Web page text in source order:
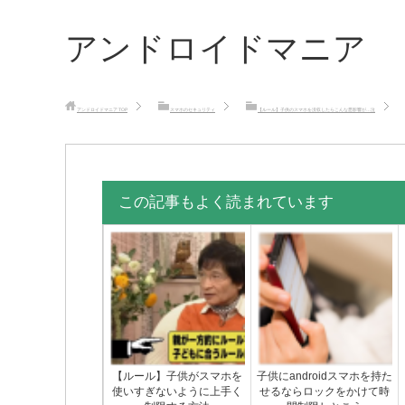
アンドロイドマニア
アンドロイドマニア TOP スマホのセキュリティ 【ルール】子供のスマホを没収したらこんな悪影響が…泣
この記事もよく読まれています
【ルール】子供がスマホを
使いすぎないように上手く
子供にandroidスマホを持た
せるならロックをかけて時